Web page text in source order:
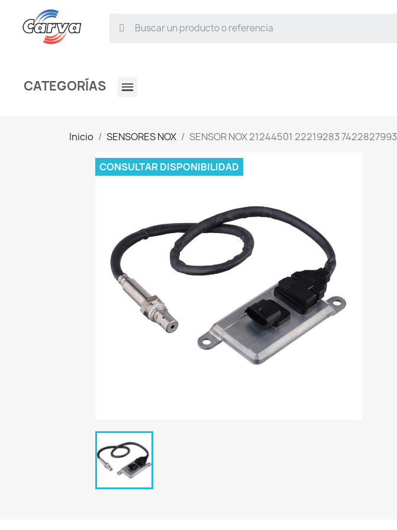
CATEGORÍAS
Inicio SENSORES NOX SENSOR NOX 21244501 22219283 7422827993
CONSULTAR DISPONIBILIDAD